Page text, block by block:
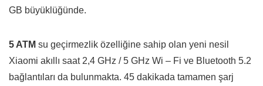
GB büyüklüğünde.
5 ATM su geçirmezlik özelliğine sahip olan yeni nesil
Xiaomi akıllı saat 2,4 GHz / 5 GHz Wi – Fi ve Bluetooth 5.2
bağlantıları da bulunmakta. 45 dakikada tamamen şarj